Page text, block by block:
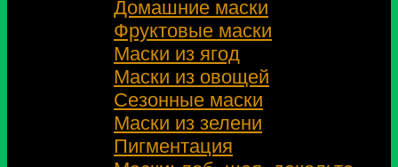
Домашние маски
Фруктовые маски
Маски из ягод
Маски из овощей
Сезонные маски
Маски из зелени
Пигментация